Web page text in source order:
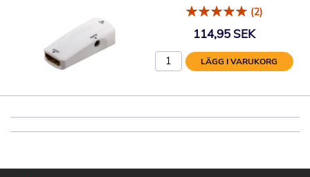
(2)
114,95 SEK
LÄGG I VARUKORG